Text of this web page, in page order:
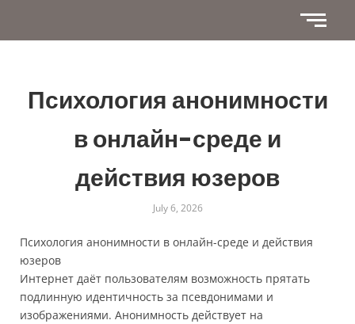
Психология анонимности
в онлайн-среде и
действия юзеров
July 6, 2026
Психология анонимности в онлайн-среде и действия
юзеров
Интернет даёт пользователям возможность прятать
подлинную идентичность за псевдонимами и
изображениями. Анонимность действует на